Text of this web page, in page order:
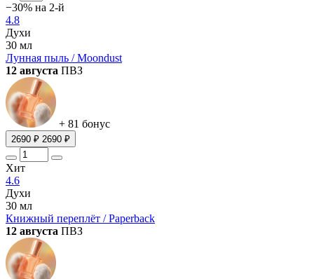
−30% на 2-й
4.8
Духи
30 мл
Лунная пыль / Moondust
12 августа ПВЗ
+ 81 бонус
2690 ₽ 2690 ₽
Хит
4.6
Духи
30 мл
Книжный переплёт / Paperback
12 августа ПВЗ